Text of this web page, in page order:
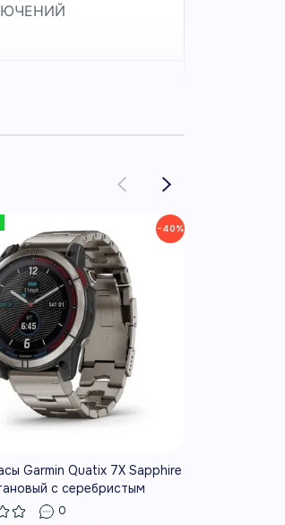
УПРАВЛЕНИЕ
ЗДОРОВЬЯ И
24/7
AMOLED-дисплеем
для
жизни.
−40%
Garmin Quatix 7X Sapphire
с серебристым
браслетом
0